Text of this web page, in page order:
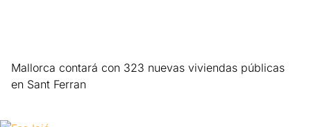
Mallorca contará con 323 nuevas viviendas públicas
en Sant Ferran